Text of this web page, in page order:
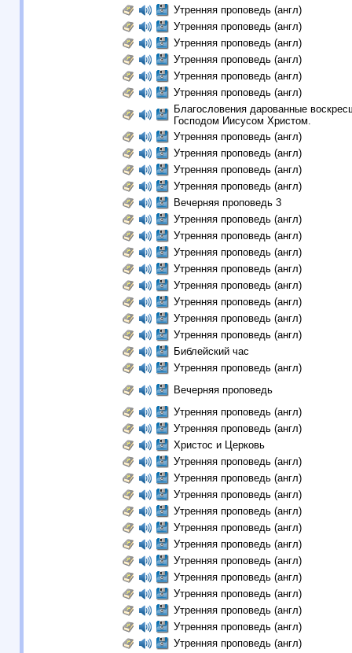
Утренняя проповедь (англ)
Утренняя проповедь (англ)
Утренняя проповедь (англ)
Утренняя проповедь (англ)
Утренняя проповедь (англ)
Утренняя проповедь (англ)
Благословения дарованные
Господом Иисусом Христом.
Утренняя проповедь (англ)
Утренняя проповедь (англ)
Утренняя проповедь (англ)
Утренняя проповедь (англ)
Вечерняя проповедь 3
Утренняя проповедь (англ)
Утренняя проповедь (англ)
Утренняя проповедь (англ)
Утренняя проповедь (англ)
Утренняя проповедь (англ)
Утренняя проповедь (англ)
Утренняя проповедь (англ)
Утренняя проповедь (англ)
Библейский час
Утренняя проповедь (англ)
Вечерняя проповедь
Утренняя проповедь (англ)
Утренняя проповедь (англ)
Христос и Церковь
Утренняя проповедь (англ)
Утренняя проповедь (англ)
Утренняя проповедь (англ)
Утренняя проповедь (англ)
Утренняя проповедь (англ)
Утренняя проповедь (англ)
Утренняя проповедь (англ)
Утренняя проповедь (англ)
Утренняя проповедь (англ)
Утренняя проповедь (англ)
Утренняя проповедь (англ)
Утренняя проповедь (англ)